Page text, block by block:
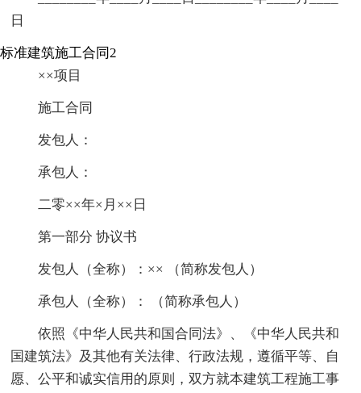
日
标准建筑施工合同2
××项目
施工合同
发包人：
承包人：
二零××年×月××日
第一部分 协议书
发包人（全称）：×× （简称发包人）
承包人（全称）： （简称承包人）
依照《中华人民共和国合同法》、《中华人民共和
国建筑法》及其他有关法律、行政法规，遵循平等、自
愿、公平和诚实信用的原则，双方就本建筑工程施工事